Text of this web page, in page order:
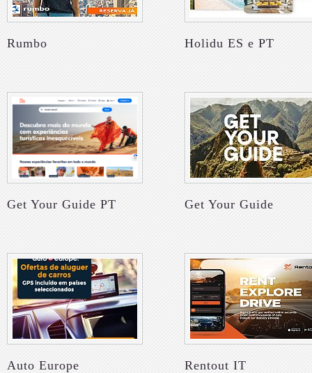
Rumbo Holidu ES e PT
Get Your Guide PT Get Your Guide
Auto Europe Rentout IT